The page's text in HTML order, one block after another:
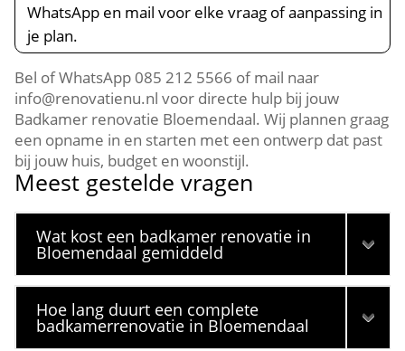
WhatsApp en mail voor elke vraag of aanpassing in
je plan.​
Bel of WhatsApp 085 212 5566 of mail naar
info@renovatienu.​nl voor directe hulp bij jouw
Badkamer renovatie Bloemendaal.​ Wij plannen graag
een opname in en starten met een ontwerp dat past
bij jouw huis, budget en woonstijl.​
Meest gestelde vragen
Wat kost een badkamer renovatie in
Bloemendaal gemiddeld
Hoe lang duurt een complete
badkamerrenovatie in Bloemendaal